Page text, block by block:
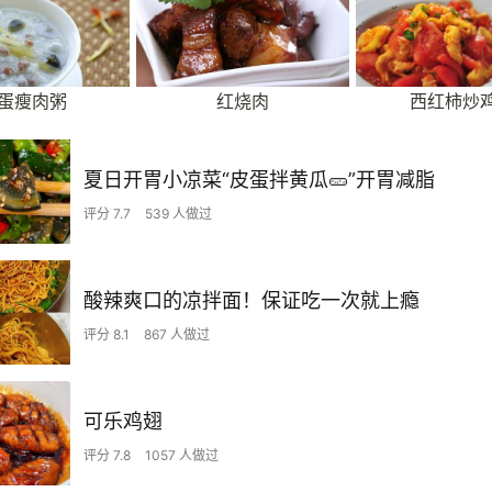
瘦肉粥 红烧肉 西红柿炒
夏日开胃小凉菜“皮蛋拌黄瓜🥒”开胃减脂
评分 7.7 539 人做过
酸辣爽口的凉拌面！保证吃一次就上瘾
评分 8.1 867 人做过
可乐鸡翅
评分 7.8 1057 人做过